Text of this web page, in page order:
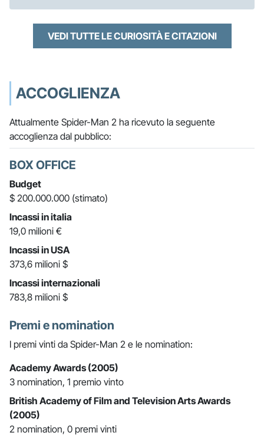
VEDI TUTTE LE CURIOSITÀ E CITAZIONI
ACCOGLIENZA
Attualmente Spider-Man 2 ha ricevuto la seguente
accoglienza dal pubblico:
BOX OFFICE
Budget
$ 200.000.000 (stimato)
Incassi in italia
19,0 milioni €
Incassi in USA
373,6 milioni $
Incassi internazionali
783,8 milioni $
Premi e nomination
I premi vinti da Spider-Man 2 e le nomination:
Academy Awards (2005)
3 nomination, 1 premio vinto
British Academy of Film and Television Arts Awards
(2005)
2 nomination, 0 premi vinti